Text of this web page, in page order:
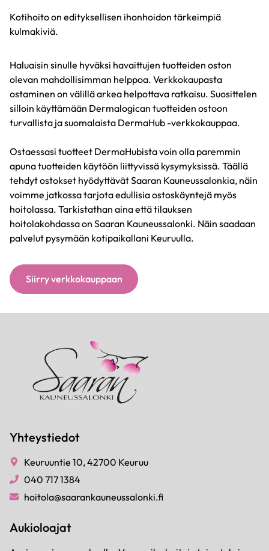
Kotihoito on edityksellisen ihonhoidon tärkeimpiä
kulmakiviä.
Haluaisin sinulle hyväksi havaittujen tuotteiden oston
olevan mahdollisimman helppoa. Verkkokaupasta
ostaminen on välillä arkea helpottava ratkaisu. Suosittelen
silloin käyttämään Dermalogican tuotteiden ostoon
turvallista ja suomalaista DermaHub -verkkokauppaa.
Ostaessasi tuotteet DermaHubista voin olla paremmin
apuna tuotteiden käytöön liittyvissä kysymyksissä. Täällä
tehdyt ostokset hyödyttävät Saaran Kauneussalonkia, näin
voimme jatkossa tarjota edullisia ostoskäyntejä myös
hoitolassa. Tarkistathan aina että tilauksen
hoitolakohdassa on Saaran Kauneussalonki. Näin saadaan
palvelut pysymään kotipaikallani Keuruulla.
Siirry verkkokauppaan
Yhteystiedot
Keuruuntie 10, 42700 Keuruu
040 717 1384
hoitola@saarankauneussalonki.fi
Aukioloajat